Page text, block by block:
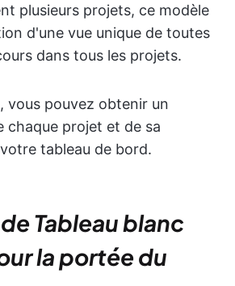
plusieurs projets, ce modèle
d'une vue unique de toutes
dans tous les projets.
vous pouvez obtenir un
chaque projet et de sa
tableau de bord.
Tableau blanc
la portée du